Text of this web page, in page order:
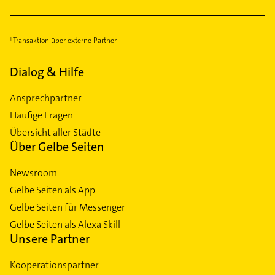
Transaktion über externe Partner
Dialog & Hilfe
Ansprechpartner
Häufige Fragen
Übersicht aller Städte
Über Gelbe Seiten
Newsroom
Gelbe Seiten als App
Gelbe Seiten für Messenger
Gelbe Seiten als Alexa Skill
Unsere Partner
Kooperationspartner